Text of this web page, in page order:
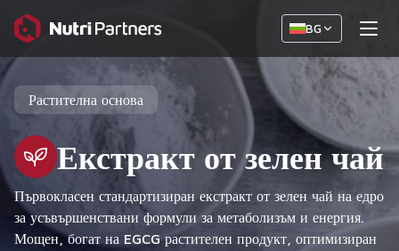
BG
Растителна основа
Екстракт от зелен чай
Първокласен стандартизиран екстракт от зелен чай на едро
за усъвършенствани формули за метаболизъм и енергия.
Мощен, богат на EGCG растителен продукт, оптимизиран